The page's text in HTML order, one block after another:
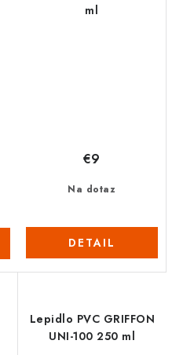
ml
Na dotaz
€9
DETAIL
Lepidlo PVC GRIFFON
UNI-100 250 ml